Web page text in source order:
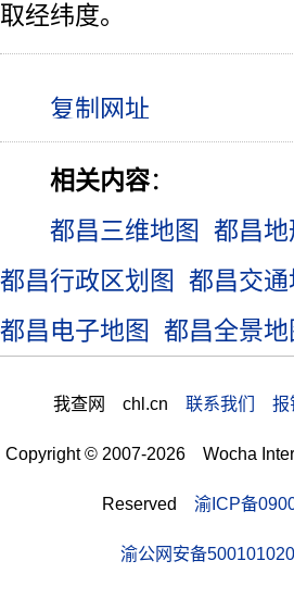
取经纬度。
相关内容：
都昌三维地图
都昌地
都昌行政区划图
都昌交通
都昌电子地图
都昌全景地
我查网 chl.cn 联系我们 报
Copyright © 2007-2026 Wocha
Reserved 渝ICP备
渝公网安备